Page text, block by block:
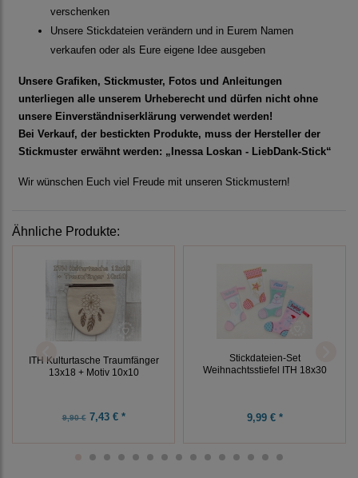
verschenken
Unsere Stickdateien verändern und in Eurem Namen
verkaufen oder als Eure eigene Idee ausgeben
Unsere Grafiken, Stickmuster, Fotos und Anleitungen
unterliegen alle unserem Urheberecht und dürfen nicht ohne
unsere Einverständniserklärung verwendet werden!
Bei Verkauf, der bestickten Produkte, muss der Hersteller der
Stickmuster erwähnt werden: „Inessa Loskan - LiebDank-Stick“
Wir wünschen Euch viel Freude mit unseren Stickmustern!
Ähnliche Produkte:
ITH Kulturtasche Traumfänger
13x18 + Motiv 10x10
9,90 €7,43 € *
Stickdateien-Set
Weihnachtsstiefel ITH 18x30
9,99 € *